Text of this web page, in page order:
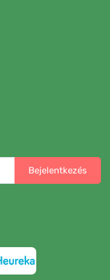
Bejelentkezés